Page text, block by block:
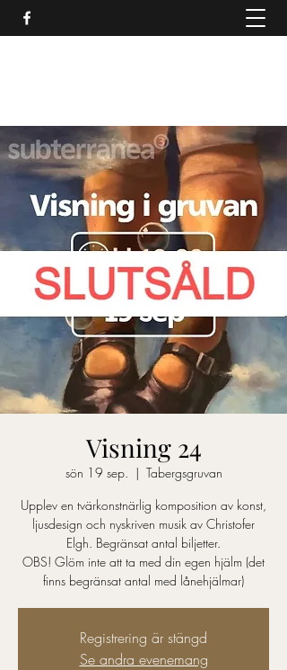
Visning 24
sön 19 sep.
  |
Tabergsgruvan
Upplev en tvärkonstnärlig komposition av konst,
ljusdesign och nyskriven musik av Christofer
Elgh. Begränsat antal biljetter.
OBS! Glöm inte att ta med din egen hjälm (det
finns begränsat antal med lånehjälmar)
Registrering är stängd
Se andra evenemang